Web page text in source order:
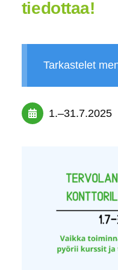
tiedottaa!
Tarkastelet
1.–31.7.2025